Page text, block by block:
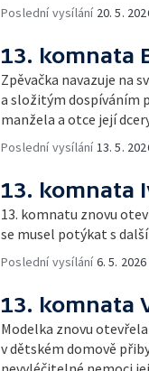
Poslední vysílání 20. 5.
13. komnata
Zpěvačka navazuje na
a složitým dospíváním
manžela a otce její
Poslední vysílání13. 5.
13. komnata
13. komnatu znovu
se musel potýkat s
Poslední vysílání6. 5. 2026
13. komnata
Modelka znovu
v dětském domově